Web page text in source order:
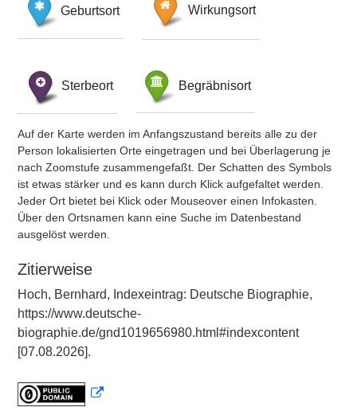
Geburtsort Wirkungsort
Sterbeort Begräbnisort
Auf der Karte werden im Anfangszustand bereits alle zu der
Person lokalisierten Orte eingetragen und bei Überlagerung je
nach Zoomstufe zusammengefaßt. Der Schatten des Symbols
ist etwas stärker und es kann durch Klick aufgefaltet werden.
Jeder Ort bietet bei Klick oder Mouseover einen Infokasten.
Über den Ortsnamen kann eine Suche im Datenbestand
ausgelöst werden.
Zitierweise
Hoch, Bernhard, Indexeintrag: Deutsche Biographie,
https://www.deutsche-
biographie.de/gnd1019656980.html#indexcontent
[07.08.2026].